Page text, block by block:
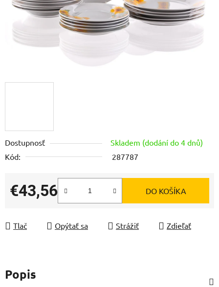
Dostupnosť
Skladem (dodání do 4 dnů)
Kód:
287787
€43,56
Jednotková cena:
DO KOŠÍKA
Tlač Opýtať sa Strážiť Zdieľať
Popis